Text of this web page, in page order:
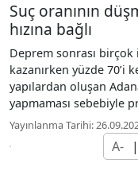
Suç oranının
hızına bağlı
Deprem sonrası
kazanırken yüzde 70’i
yapılardan oluşan
yapmaması sebebiyle
Yayınlanma Tarihi:
A- |